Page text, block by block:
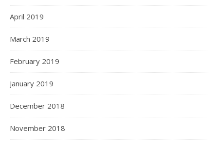
April 2019
March 2019
February 2019
January 2019
December 2018
November 2018